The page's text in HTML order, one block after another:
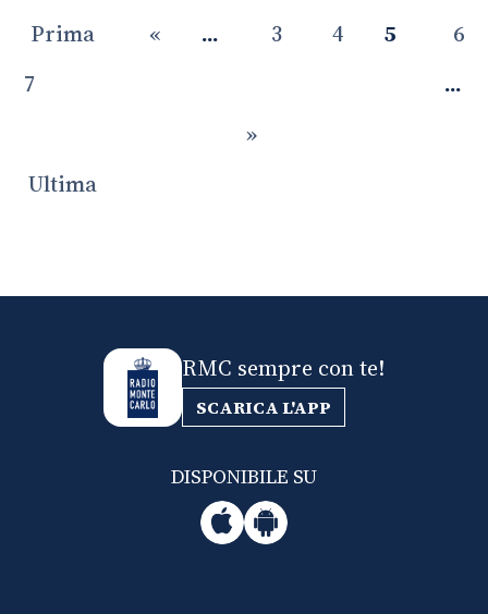
Prima
« ... 3 4 5
6
7
...
»
Ultima
RMC sempre con te!
SCARICA L'APP
DISPONIBILE SU